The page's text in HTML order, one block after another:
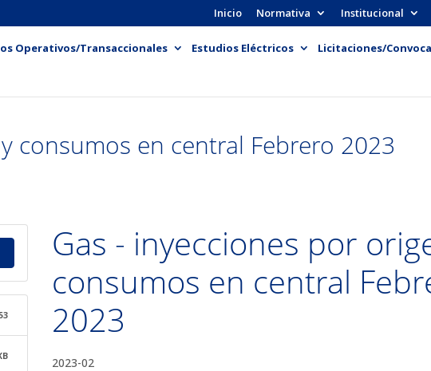
Inicio Normativa Institucional
Operativos/Transaccionales Estudios Eléctricos
Licitaciones/
consumos en central Febrero 2023
Gas - inyecciones por
consumos en central
2023
2023-02